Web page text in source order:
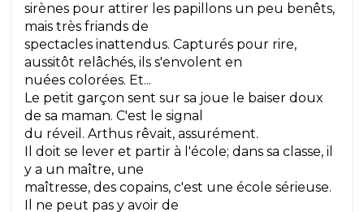
sirènes pour attirer les papillons un peu benêts,
mais très friands de
spectacles inattendus. Capturés pour rire,
aussitôt relâchés, ils s'envolent en
nuées colorées. Et...
Le petit garçon sent sur sa joue le baiser doux
de sa maman. C'est le signal
du réveil. Arthus rêvait, assurément.
Il doit se lever et partir à l'école; dans sa classe, il
y a un maître, une
maîtresse, des copains, c'est une école sérieuse.
Il ne peut pas y avoir de